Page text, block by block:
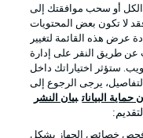
أو سحب موافقتك إلى
فقد لا تكون بعض المحتويات
عرض هذه القائمة لتغيير
عن طريق النقر على إدارة
ستؤثر اختياراتك داخل
يرجى الرجوع إلى
حماية البيانات بيان النشر
فحص خصائص الجهاز بشكل